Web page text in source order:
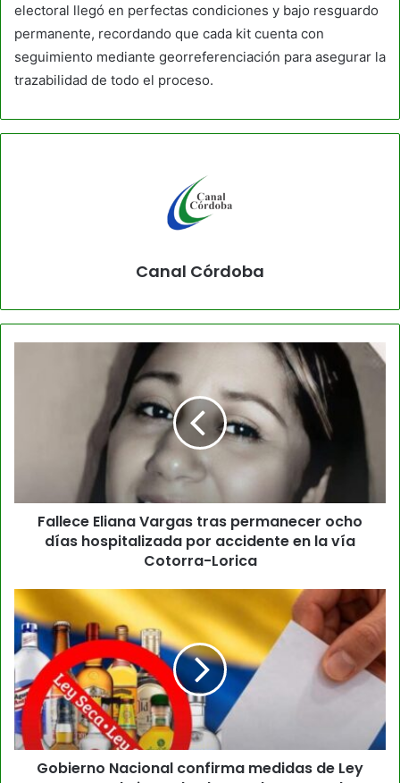
electoral llegó en perfectas condiciones y bajo resguardo
permanente, recordando que cada kit cuenta con
seguimiento mediante georreferenciación para asegurar la
trazabilidad de todo el proceso.
Canal Córdoba
Fallece Eliana Vargas tras permanecer ocho
días hospitalizada por accidente en la vía
Cotorra-Lorica
Gobierno Nacional confirma medidas de Ley